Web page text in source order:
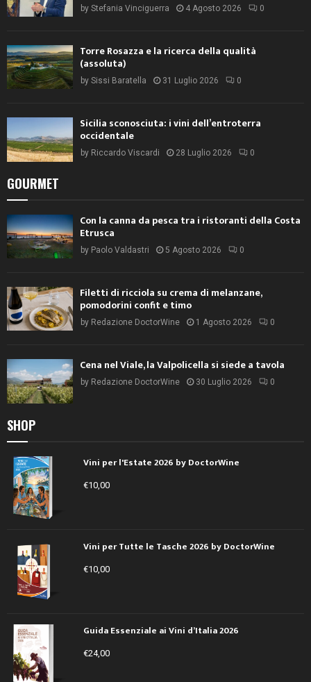
by Stefania Vinciguerra 4 Agosto 2026 0
Torre Rosazza e la ricerca della qualità
(assoluta)
by Sissi Baratella 31 Luglio 2026 0
Sicilia sconosciuta: i vini dell’entroterra
occidentale
by Riccardo Viscardi 28 Luglio 2026 0
GOURMET
Con la canna da pesca tra i ristoranti della Costa
Etrusca
by Paolo Valdastri 5 Agosto 2026 0
Filetti di ricciola su crema di melanzane,
pomodorini confit e timo
by Redazione DoctorWine 1 Agosto 2026 0
Cena nel Viale, la Valpolicella si siede a tavola
by Redazione DoctorWine 30 Luglio 2026 0
SHOP
Vini per l'Estate 2026 by DoctorWine
€10,00
Vini per Tutte le Tasche 2026 by DoctorWine
€10,00
Guida Essenziale ai Vini d’Italia 2026
€24,00